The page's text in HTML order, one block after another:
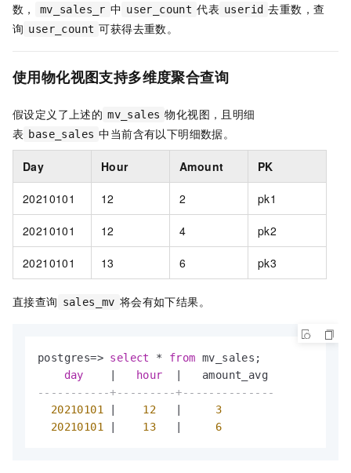
数，
mv_sales_r 中 user_count 代表 userid 去重数，查
询 user_count 可获得去重数。
使用物化视图支持多维度聚合查询
假设定义了上述的 mv_sales 物化视图，且明细
表 base_sales 中当前含有以下明细数据。
Day Hour Amount PK
20210101 12 2 pk1
20210101 12 4 pk2
20210101 13 6 pk3
直接查询 sales_mv 将会有如下结果。
postgres=> select * from mv_sales;
day
hour
-----------+---------+--------------
20210101
12
3
20210101
13 6